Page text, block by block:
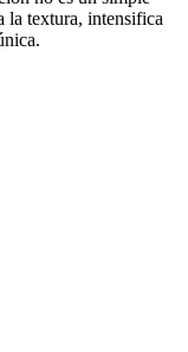
la textura, intensifica